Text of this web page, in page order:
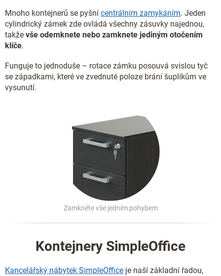
Mnoho kontejnerů se pyšní centrálním zamykáním. Jeden
cylindrický zámek zde ovládá všechny zásuvky najednou,
takže vše odemknete nebo zamknete jediným otočením
klíče.
Funguje to jednoduše – rotace zámku posouvá svislou tyč
se západkami, které ve zvednuté poloze brání šuplíkům ve
vysunutí.
Zamkněte vše jedním pohybem
Kontejnery SimpleOffice
Kancelářský nábytek SimpleOffice je naší základní řadou,